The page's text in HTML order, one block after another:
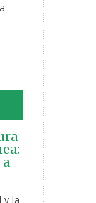
y la